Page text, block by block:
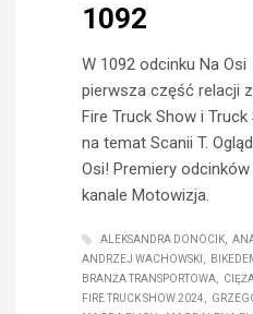
1092
W 1092 odcinku Na Osi
pierwsza część relacji
Fire Truck Show i Truck
na temat Scanii T.
Osi! Premiery
kanale Motowizja.
ALEKSANDRA DONOCIK
ANDRZEJ WACHOWSKI
BRANŻA TRANSPORTOWA
FIRE TRUCK SHOW 2024